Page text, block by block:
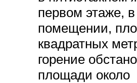
первом этаже,
помещении,
квадратных
горение
площади около